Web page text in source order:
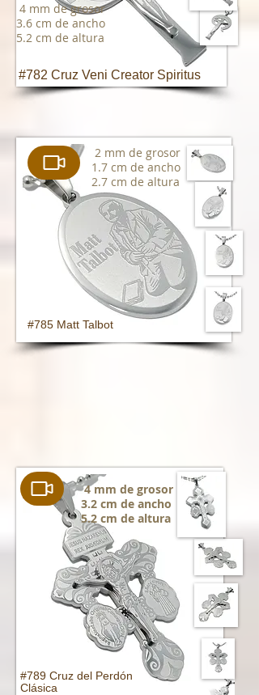
4 mm de grosor
3.6 cm de ancho
5.2 cm de altura
#782 Cruz Veni Creator Spiritus
2 mm de grosor
1.7 cm de ancho
2.7 cm de altura
#785 Matt Talbot
4 mm de grosor
3.2 cm de ancho
5.2 cm de altura
#789 Cruz del Perdón
Clásica